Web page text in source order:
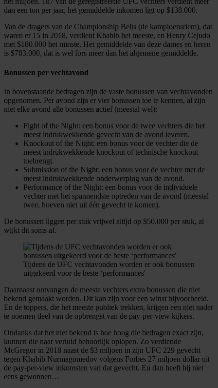
informatie over uw gebruik van onze site met onze
partners kunnen deze gegevens combineren met andere
informatie die u aan ze heeft verstrekt of die ze hebben
verzameld op basis van uw gebruik van hun services.
dan een ton per jaar, het gemiddelde inkomen ligt op $138.000.
Van de dragers van de Championship Belts (de kampioensriem), dat
waren er 15 in 2018, verdient Khabib het meeste, en Henry Cejudo
met $180.000 het minste. Het gemiddelde van deze dames en heren
is $783.000, dat is wel fors meer dan het algemene gemiddelde.
Bonussen per vechtavond
In bovenstaande bedragen zijn de vaste bonussen van vechtavonden
opgenomen. Per avond zijn er vier bonussen toe te kennen, al zijn
niet elke avond alle bonussen actief (meestal wel):
Fight of the Night: een bonus voor de twee vechters die het
meest indrukwekkende gevecht van de avond leveren.
Knockout of the Night: een bonus voor de vechter die de
meest indrukwekkende knockout of technische knockout
toebrengt.
Submission of the Night: een bonus voor de vechter met de
meest indrukwekkende onderwerping van de avond.
Performance of the Night: een bonus voor de individuele
vechter met het spannendste optreden van de avond (meestal
twee, hoeven niet uit één gevecht te komen).
De bonussen liggen per stuk vrijwel altijd op $50.000 per stuk, al
wijkt dit soms af.
Tijdens de UFC vechtavonden worden er ook bonussen
uitgekeerd voor de beste ‘performances'
Daarnaast ontvangen de meeste vechters extra bonussen die niet
bekend gemaakt worden. Dit kan zijn voor een winst bijvoorbeeld.
En de toppers, die het meeste publiek trekken, krijgen een niet nader
te noemen deel van de opbrengst van de pay-per-view kijkers.
Ondanks dat het niet bekend is hoe hoog die bedragen exact zijn,
kunnen die naar verluid behoorlijk oplopen. Zo verdiende
McGregor in 2018 naast de $3 miljoen in zijn UFC 229 gevecht
tegen Khabib Nurmagomedov volgens Forbes 27 miljoen dollar uit
de pay-per-view inkomsten van dat gevecht. En dan heeft hij niet
eens gewonnen…